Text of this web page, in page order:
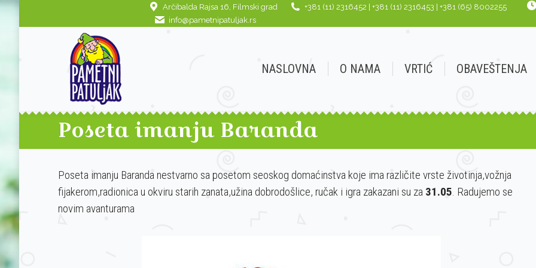
Arčibalda Rajsa 16, Filmski grad
+381 (11) 2316452 | +381 (11) 2316453 | +381 (65) 8002255
info@pametnipatuljak.rs
NASLOVNA O NAMA VRTIĆ OBAVEŠTENJA
Poseta imanju Baranda
Poseta imanju Baranda nestvarno sa posetom seoskog domaćinstva koje ima različite vrste životinja,vožnja
fijakerom,radionica u okviru starih zanata,užina dobrodošlice, ručak i igra zakazani su za 31.05. Radujemo se
novim avanturama
NASLOVNA O NAMA